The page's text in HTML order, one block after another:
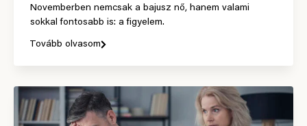
Novemberben nemcsak a bajusz nő, hanem valami
sokkal fontosabb is: a figyelem.
Tovább olvasom